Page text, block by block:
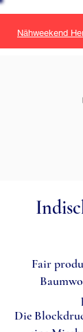
Nähweekend
Fair
Die